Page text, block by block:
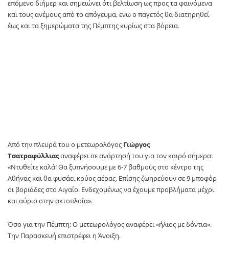
επόμενο διήμερ και σημειώνει ότι βελτίωση ως προς τα φαινόμενα
και τους ανέμους από το απόγευμα, ενω ο παγετός θα διατηρηθεί
έως και τα ξημερώματα της Πέμπτης κυρίως στα βόρεια.
Από την πλευρά του ο μετεωρολόγος Γιώργος
Τσατραφύλλιαςαναφέρει σε ανάρτησή του για τον καιρό σήμερα:
«Ντυθείτε καλά! Θα ξυπνήσουμε με 6-7 βαθμούς στο κέντρο της
Αθήνας και θα φυσάει κρύος αέρας. Επίσης ζωηρεύουν σε 9 μποφόρ
οι βοριάδες στο Αιγαίο. Ενδεχομένως να έχουμε προβλήματα μέχρι
και αύριο στην ακτοπλοΐα».
Όσο για την Πέμπτη; Ο μετεωρολόγος αναφέρει «ήλιος με δόντια».
Την Παρασκευή επιστρέφει η Άνοιξη.